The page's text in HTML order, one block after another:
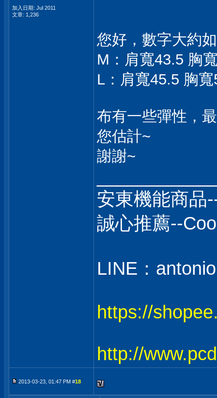
加入日期: Jul 2011
文章: 1,236
您好，數字大約
M：肩寬43.5 胸
L：肩寬45.5 胸
布有一些彈性，
您估計~
謝謝~
安東機能商品
誠心推薦--
LINE：
https://
http://
2013-03-23, 01:47 PM #18